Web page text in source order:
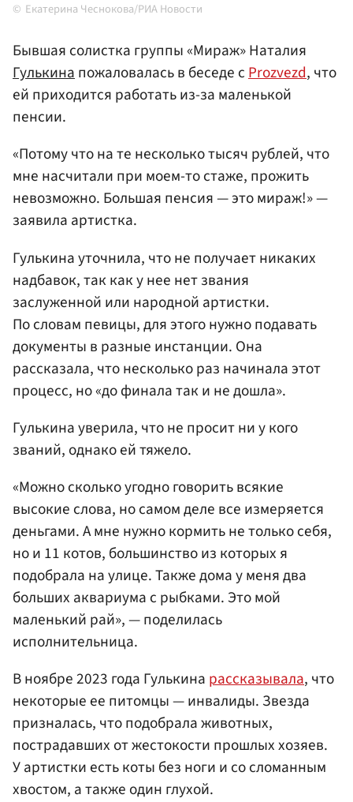
Екатерина Чеснокова/РИА Новости
Бывшая солистка группы «Мираж» Наталия
Гулькинапожаловалась в беседе сProzvezd, что
ей приходится работать из-за маленькой
пенсии.
«Потому что на те несколько тысяч рублей, что
мне насчитали при моем-то стаже, прожить
невозможно. Большая пенсия — это мираж!» —
заявила артистка.
Гулькина уточнила, что не получает никаких
надбавок, так как у нее нет звания
заслуженной или народной артистки.
По словам певицы, для этого нужно подавать
документы в разные инстанции. Она
рассказала, что несколько раз начинала этот
процесс, но «до финала так и не дошла».
Гулькина уверила, что не просит ни у кого
званий, однако ей тяжело.
«Можно сколько угодно говорить всякие
высокие слова, но самом деле все измеряется
деньгами. А мне нужно кормить не только себя,
но и 11 котов, большинство из которых я
подобрала на улице. Также дома у меня два
больших аквариума с рыбками. Это мой
маленький рай», — поделилась
исполнительница.
В ноябре 2023 года Гулькина рассказывала, что
некоторые ее питомцы — инвалиды. Звезда
призналась, что подобрала животных,
пострадавших от жестокости прошлых хозяев.
У артистки есть коты без ноги и со сломанным
хвостом, а также один глухой.